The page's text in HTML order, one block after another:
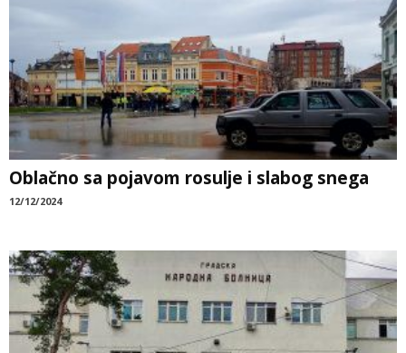
Oblačno sa pojavom rosulje i slabog snega
12/12/2024